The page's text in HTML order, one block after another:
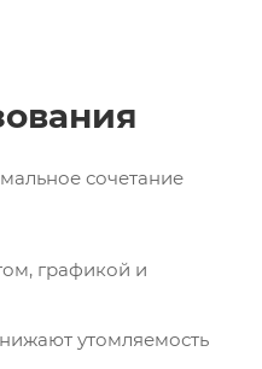
сочетание
графикой и
утомляемость